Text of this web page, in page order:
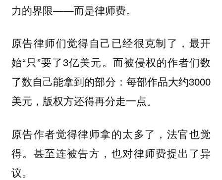
力的界限——而是律师费。
原告律师们觉得自己已经很克制了，最开
始“只”要了3亿美元。而被侵权的作者们数
了数自己能拿到的部分：每部作品大约3000
美元，版权方还得再分走一点。
原告作者觉得律师拿的太多了，法官也觉
得。甚至连被告方，也对律师费提出了异
议。